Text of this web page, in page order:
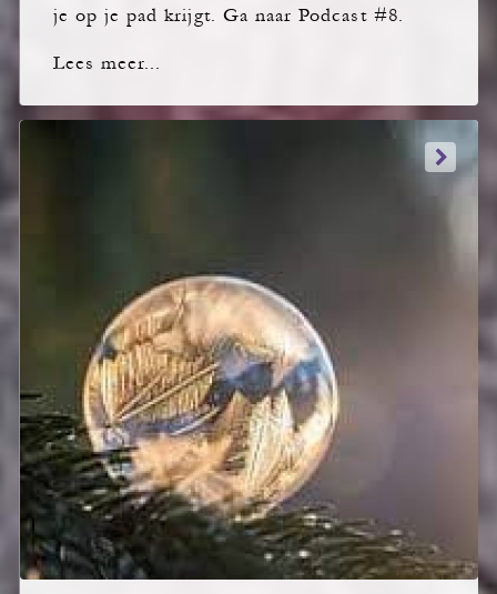
je op je pad krijgt. Ga naar Podcast #8.
Lees meer...